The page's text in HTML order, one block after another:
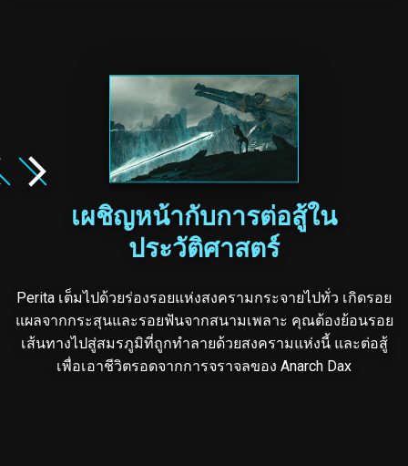
เผชิญหน้ากับการต่อสู้ใน
ประวัติศาสตร์
Perita เต็มไปด้วยร่องรอยแห่งสงครามกระจายไปทั่ว เกิดรอย
แผลจากกระสุนและรอยฟันจากสนามเพลาะ คุณต้องย้อนรอย
เส้นทางไปสู่สมรภูมิที่ถูกทำลายด้วยสงครามแห่งนี้ และต่อสู้
เพื่อเอาชีวิตรอดจากการจราจลของ Anarch Dax